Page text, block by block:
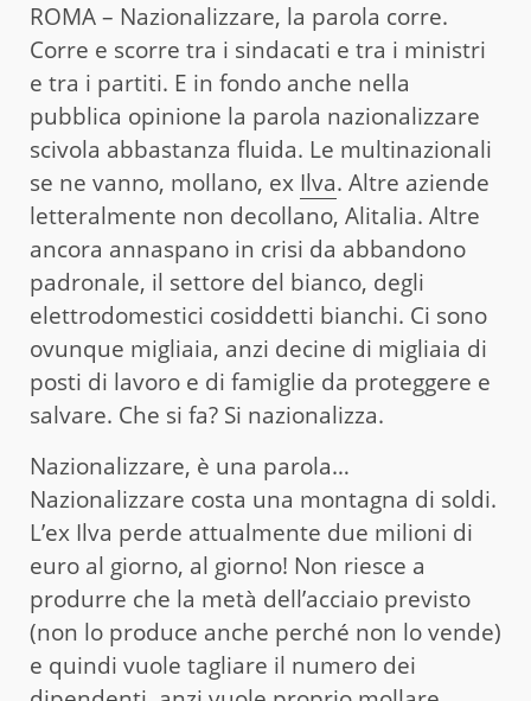
ROMA – Nazionalizzare, la parola corre.
Corre e scorre tra i sindacati e tra i ministri
e tra i partiti. E in fondo anche nella
pubblica opinione la parola nazionalizzare
scivola abbastanza fluida. Le multinazionali
se ne vanno, mollano, ex Ilva. Altre aziende
letteralmente non decollano, Alitalia. Altre
ancora annaspano in crisi da abbandono
padronale, il settore del bianco, degli
elettrodomestici cosiddetti bianchi. Ci sono
ovunque migliaia, anzi decine di migliaia di
posti di lavoro e di famiglie da proteggere e
salvare. Che si fa? Si nazionalizza.
Nazionalizzare, è una parola…
Nazionalizzare costa una montagna di soldi.
L’ex Ilva perde attualmente due milioni di
euro al giorno, al giorno! Non riesce a
produrre che la metà dell’acciaio previsto
(non lo produce anche perché non lo vende)
e quindi vuole tagliare il numero dei